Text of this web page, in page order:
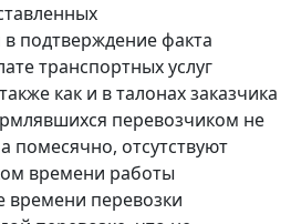
подтверждение факта
транспортных услуг
как и в талонах заказчика
перевозчиком не
помесячно, отсутствуют
времени работы
времени перевозки